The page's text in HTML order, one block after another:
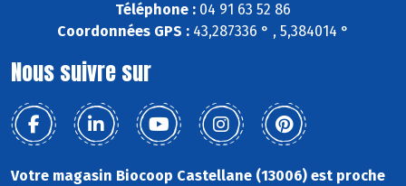
Téléphone : 04 91 63 52 86
Coordonnées GPS : 43,287336 ° , 5,384014 °
Nous suivre sur
Votre magasin Biocoop Castellane (13006) est proche